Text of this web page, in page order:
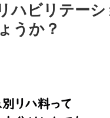
ハビリテー
うか？